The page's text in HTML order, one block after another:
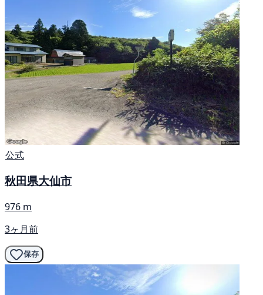
公式
秋田県大仙市
976 m
3ヶ月前
保存